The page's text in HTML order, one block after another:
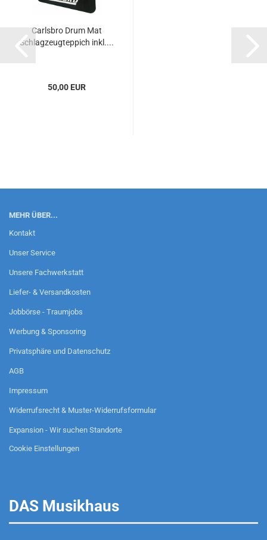
Carlsbro Drum Mat
Schlagzeugteppich inkl....
50,00 EUR
MEHR ÜBER...
Kontakt
Unser Service
Unsere Fachwerkstatt
Liefer- & Versandkosten
Jobbörse - Traumjobs
Werbung & Sponsoring
Privatsphäre und Datenschutz
AGB
Impressum
Widerrufsrecht & Muster-Widerrufsformular
Expansion - Wir suchen Standorte
Cookie Einstellungen
DAS Musikhaus